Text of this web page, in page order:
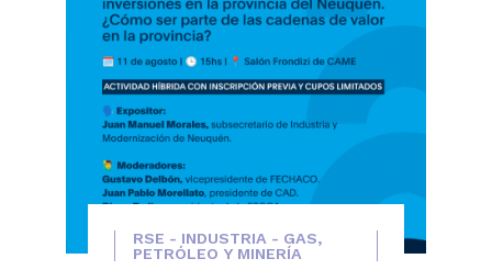
RSE - INDUSTRIA - GAS,
PETRÓLEO Y MINERÍA